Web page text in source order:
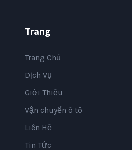
Trang
Trang Chủ
Dịch Vụ
Giới Thiệu
Vận chuyển ô tô
Liên Hệ
Tin Tức